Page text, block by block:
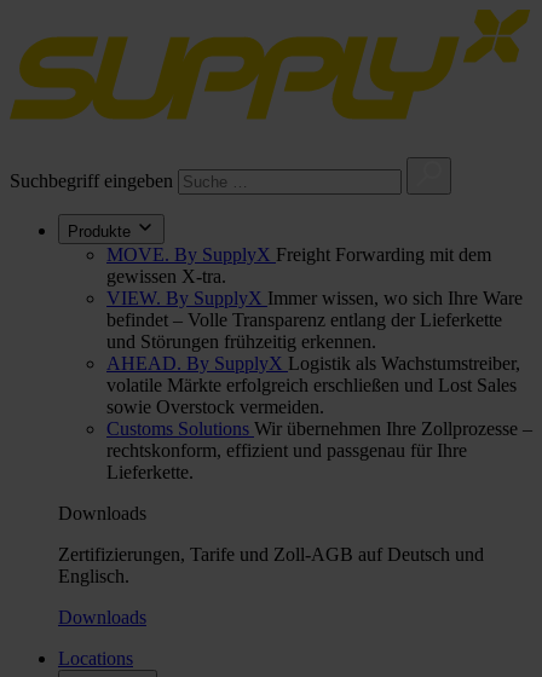
Suchbegriff eingeben
Produkte
MOVE. By SupplyX Freight Forwarding mit dem
gewissen X-tra.
VIEW. By SupplyX Immer wissen, wo sich Ihre Ware
befindet – Volle Transparenz entlang der Lieferkette
und Störungen frühzeitig erkennen.
AHEAD. By SupplyX Logistik als Wachstumstreiber,
volatile Märkte erfolgreich erschließen und Lost Sales
sowie Overstock vermeiden.
Customs Solutions Wir übernehmen Ihre Zollprozesse –
rechtskonform, effizient und passgenau für Ihre
Lieferkette.
Downloads
Zertifizierungen, Tarife und Zoll-AGB auf Deutsch und
Englisch.
Downloads
Locations